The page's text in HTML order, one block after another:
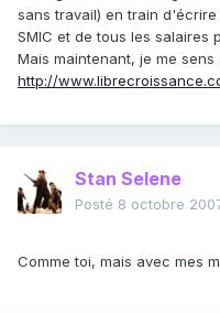
sans travail) en train
SMIC et de tous les salaires
Mais maintenant, je me
http://
Stan Selene
Posté 8 octobre
Comme toi, mais avec mes